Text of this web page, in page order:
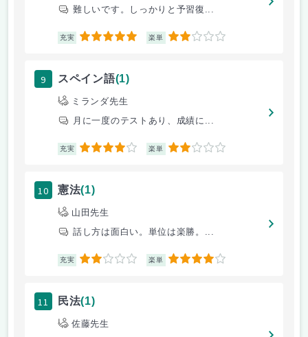
難しいです。しっかりと予習復...
充実 5 楽単 2
9 スペイン語(1)
ミランダ先生
月に一度のテストあり、成績に...
充実 4 楽単 2
10 憲法(1)
山田先生
話し方は面白い。単位は楽勝。...
充実 2 楽単 4
11 民法(1)
佐藤先生